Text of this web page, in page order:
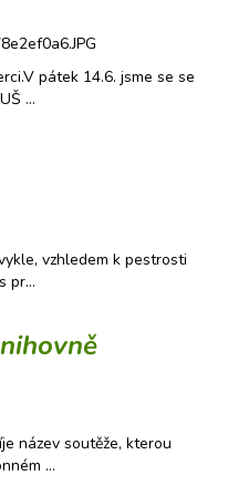
pátek 14.6. jsme se se
…
vzhledem k pestrosti
pr…
název soutěže, kterou
…